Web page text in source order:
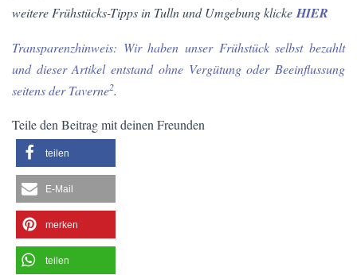
weitere Frühstücks-Tipps in Tulln und Umgebung klicke HIER
Transparenzhinweis: Wir haben unser Frühstück selbst bezahlt
und dieser Artikel entstand ohne Vergütung oder Beeinflussung
seitens der Taverne2.
Teile den Beitrag mit deinen Freunden
teilen
E-Mail
merken
teilen